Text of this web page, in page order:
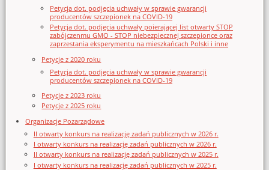
Petycja dot. podjęcia uchwały w sprawie gwarancji
producentów szczepionek na COVID-19
Petycja dot. podjęcia uchwały poierającej list otwarty STOP
zabójczenmu GMO - STOP niebezpiecznej szczepionce oraz
zaprzestania eksperymentu na mieszkańcach Polski i inne
Petycje z 2020 roku
Petycja dot. podjęcia uchwały w sprawie gwarancji
producentów szczepionek na COVID-19
Petycje z 2023 roku
Petycje z 2025 roku
Organizacje Pozarządowe
II otwarty konkurs na realizację zadań publicznych w 2026 r.
I otwarty konkurs na realizację zadań publicznych w 2026 r.
II otwarty konkurs na realizację zadań publicznych w 2025 r.
I otwarty konkurs na realizację zadań publicznych w 2025 r.